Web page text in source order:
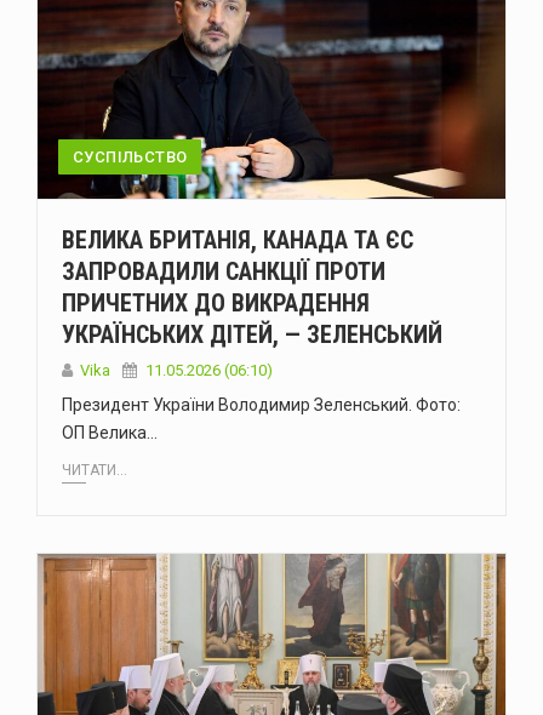
СУСПІЛЬСТВО
ВЕЛИКА БРИТАНІЯ, КАНАДА ТА ЄС
ЗАПРОВАДИЛИ САНКЦІЇ ПРОТИ
ПРИЧЕТНИХ ДО ВИКРАДЕННЯ
УКРАЇНСЬКИХ ДІТЕЙ, — ЗЕЛЕНСЬКИЙ
Vika 11.05.2026 (06:10)
Президент України Володимир Зеленський. Фото:
ОП Велика…
ЧИТАТИ...